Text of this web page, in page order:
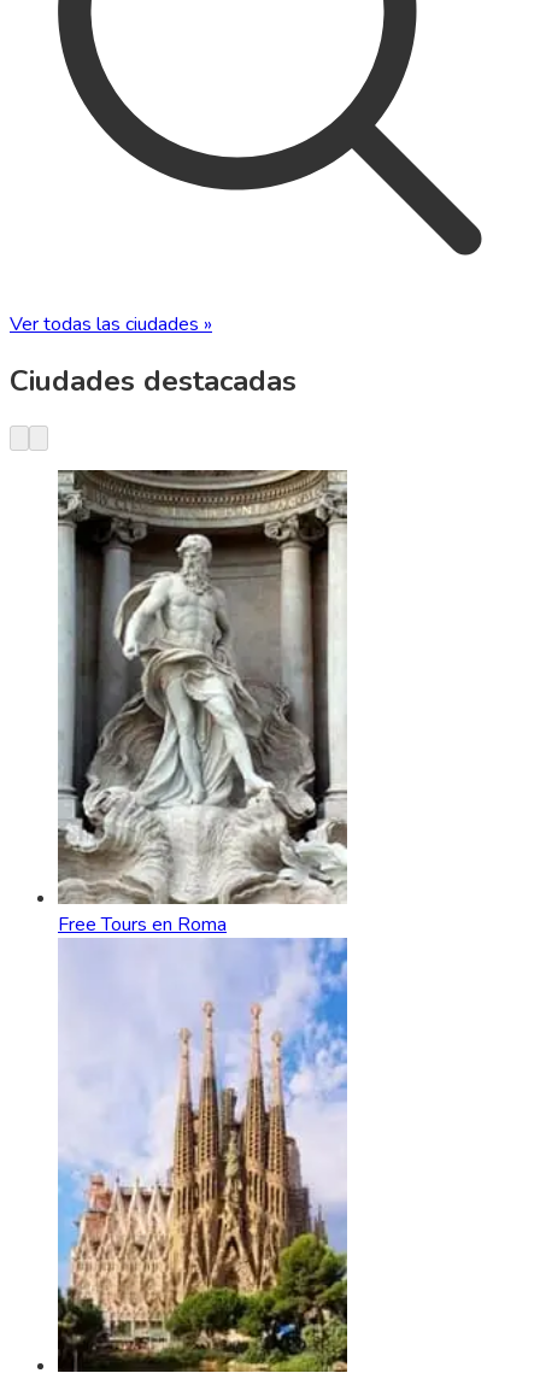
Ver todas las ciudades »
Ciudades destacadas
Free Tours en Roma